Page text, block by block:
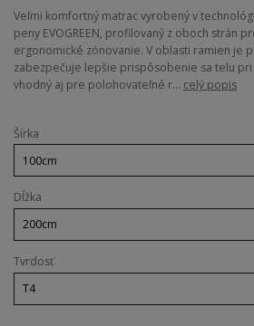
Veľmi komfortný matrac vyrobený v
peny EVOGREEN, profilovaný z oboch strán
ergonomické zónovanie. V oblasti ramien je
zabezpečuje lepšie prispôsobenie sa telu pri
vhodný aj pre polohovateľné r... celý popis
Šírka
Dĺžka
Tvrdosť